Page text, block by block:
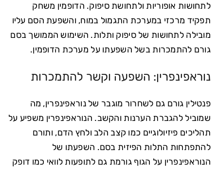
לתחושות אופוריות ולתחושת סיפוק. הדופמין משחק
תפקיד מרכזי במערכת התגמול במוח, והשפעת הסם עליו
מובילה לתחושות של סיפוק ותלות. השימוש הממושך בסם
גורם להתמכרות בשל השפעתו על מערכת הדופמין.
נוראפינפרין: השפעה וקשר להתמכרות
פנטילין גורם גם לשחרור מוגבר של נוראפינפרין, מה
שמוביל להגברת הערנות והקשב. הנוראפינפרין משפיע על
תהליכים פיזיולוגיים כמו קצב הלב ולחץ הדם, ותורם
להתפתחות התלות הפיזית בסם. השפעתו של
הנוראפינפרין על הגוף גורמת גם לתופעות לוואי כמו דופק